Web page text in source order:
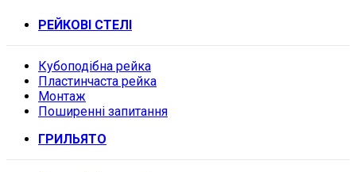
РЕЙКОВІ СТЕЛІ
Кубоподібна рейка
Пластинчаста рейка
Монтаж
Поширенні запитання
ГРИЛЬЯТО